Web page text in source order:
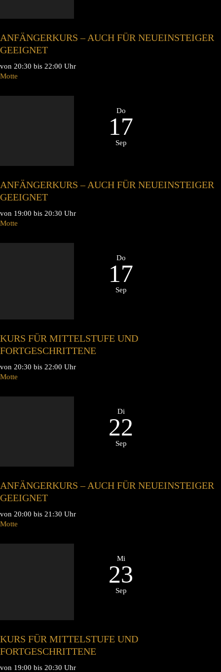
ANFÄNGERKURS – AUCH FÜR NEUEINSTEIGER
GEEIGNET
von 20:30 bis 22:00 Uhr
Motte
Do
17
Sep
ANFÄNGERKURS – AUCH FÜR NEUEINSTEIGER
GEEIGNET
von 19:00 bis 20:30 Uhr
Motte
Do
17
Sep
KURS FÜR MITTELSTUFE UND
FORTGESCHRITTENE
von 20:30 bis 22:00 Uhr
Motte
Di
22
Sep
ANFÄNGERKURS – AUCH FÜR NEUEINSTEIGER
GEEIGNET
von 20:00 bis 21:30 Uhr
Motte
Mi
23
Sep
KURS FÜR MITTELSTUFE UND
FORTGESCHRITTENE
von 19:00 bis 20:30 Uhr